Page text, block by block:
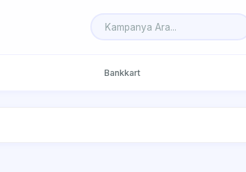
Bankkart